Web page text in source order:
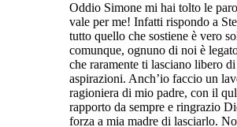
Oddio Simone mi hai tolto le
vale per me! Infatti rispondo a
tutto quello che sostiene è vero
comunque, ognuno di noi è
che raramente ti lasciano libero
aspirazioni. Anch’io faccio un
ragioniera di mio padre, con il
rapporto da sempre e ringrazio
forza a mia madre di lasciarlo.